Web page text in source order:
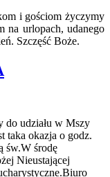
i gościom życzymy
na urlopach, udanego
Szczęść Boże.
do udziału w Mszy
taka okazja o godz.
św.W środę
Nieustającej